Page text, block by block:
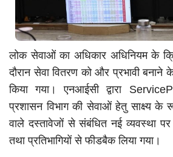
लोक सेवाओं का अधिकार अधिनियम के
दौरान सेवा वितरण को और प्रभावी बनाने के
किया गया। एनआईसी द्वारा
प्रशासन विभाग की सेवाओं हेतु साक्ष्य के
वाले दस्तावेजों से संबंधित नई व्यवस्था पर
तथा प्रतिभागियों से फीडबैक लिया गया।